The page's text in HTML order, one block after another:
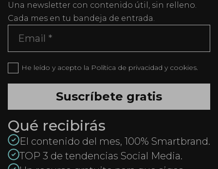
Una newsletter con contenido útil, sin relleno.
Cada mes en tu bandeja de entrada.
He leído y acepto la Política de privacidad y cookies.
Qué recibirás
El contenido del mes, 100% Smartbrand.
TOP 3 de tendencias Social Media.